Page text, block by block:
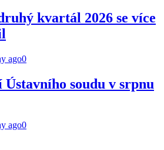
kvartál 2026 se více
ago0
soudu v srpnu
ago0